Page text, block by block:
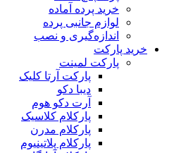
خرید پرده آماده
لوازم جانبی پرده
اندازه‌گیری و نصب
خرید پارکت
پارکت لمینت
پارکت آرتا کلیک
دیبا دکو
آرت دکو هوم
پارکلام کلاسیک
پارکلام مدرن
پارکلام پلاتینیوم